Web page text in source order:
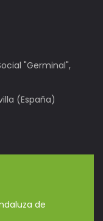
"Germinal",
(España)
de